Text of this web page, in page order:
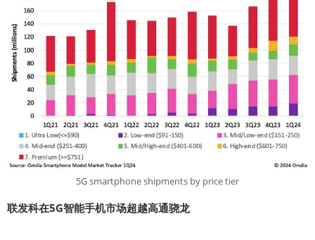
5G smartphone shipments by price tier
联发科在5G智能手机市场超越高通骁龙